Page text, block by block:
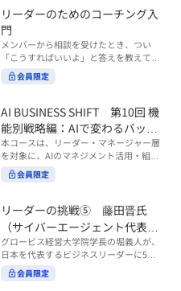
のリーダーシップや組織変革を中心に学
ぶコース ・機能別戦略編（第8回〜12
回）：AI時代における機能別での戦略の
あり方を中心に学ぶコース より実践的な
AIツールの活用法について学びたい方は
『AI WORK SHIFTシリーズ』をご視聴く
3%BC%E3%82%AF%E3%82%B7%E3%
83%95%E3%83%88 ※本コースは、AIの
マネジメント活用を学ぶ「AIビジネスシ
フト」シリーズの一環として提供してい
ます。 ※本動画は、制作時点の情報に基
づき作成したものです（2026年03月制
し、自身のリーダーシップを発揮できる
ようになっていきます。 ※本動画は、制
作時点の情報に基づき作成したものです
（2024年12月制作）
ーマは、「Being（ありたい自分）」を
中心に据え、自ら考え（Think）、変化
し（Transform）、協働する（Collabor
ate）ことで、自分らしい価値を発揮し
ていくこと。 リスキリングやAI活用が叫
ばれる今こそ、スキルより先に“自分の
軸”を問うことが重要です。 あなたは何
か？ このコースは、あなたが“ありたい
自分”として生き、キャリアをデザイン
していくための思考と行動のガイドにな
ります。 ※本動画は、制作時点の情報に
基づき作成したものです（2025年11月
制作）
リーダーのためのコーチング入
門
メンバーから相談を受けたとき、つい
「こうすればいいよ」と答えを教えてし
まう。 あるいは、「自分で考えてほし
い」と思うあまり、すべて任せきりにし
つつ、自律的に仕事を進めてもらうため
にはどうすればよいのか。 こうした悩み
に直面するリーダー・マネージャーの方
は多いのではないでしょうか。 変化が激
しく、正解のない現代においては、指示
や助言にとどまらず、メンバーの思考を
引き出し、自律的な行動を促す「コーチ
す。 本コースでは、基礎的なコーチング
の考え方を押さえたうえで、実際の職場
で起こりがちな事例をもとに、相手の思
考と行動を引き出す関わり方を学びま
す。 また、代表的なコーチングのフレー
ムワークである「GROWモデル」を取り
会員限定
AI BUSINESS SHIFT 第10回 機
能別戦略編：AIで変わるバック
オフィス
本コースは、リーダー・マネージャー層
を対象に、AIのマネジメント活用・組織
活用を体系的に学ぶ 『AI BUSINESS SHI
FTシリーズ（全12回）』の第10回で
バックオフィス」では、人事・総務・労
務・経理・情報システムなどのバックオ
フィス領域において、定型業務の自動化
や効率化といった現場レベルのAI活用だ
けでなく、いかにして経営や戦略に貢献
する存在へと進化していくのかについて
考えを深め、学んでいきます。 ■こんな
会員限定
リーダーの挑戦⑤ 藤田晋氏
（サイバーエージェント代表取
締役）
グロービス経営大学院学長の堀義人が、
日本を代表するビジネスリーダーに5つ
の質問（能力開発／挑戦／試練／仲間／
志）を投げかけ、その人生哲学を解き明
会員限定